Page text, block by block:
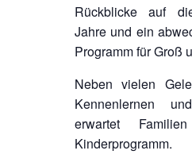
Rückblicke auf
Jahre und ein
Programm für Groß
Neben vielen
Kennenlernen
erwartet
Kinderprogramm.